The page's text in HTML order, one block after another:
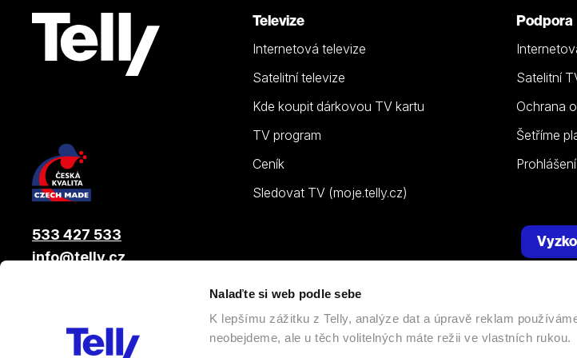
Nalaďte si web podle sebe
K lepšímu zážitku z Telly, analýze dat a úpravě reklam
neobejdeme, ale u těch volitelných máte režii ve vlastních rukou.
Televize
Internetová televize
Satelitní televize
Kde koupit dárkovou TV kartu
TV program
Ceník
Sledovat TV (moje.telly.cz)
Podpora
Satelitní
Ochrana
Šetříme
533 427 533
info@telly.cz
, člen skupiny LAMA ENERGY GROUP | Všechna práva vyhrazena. |